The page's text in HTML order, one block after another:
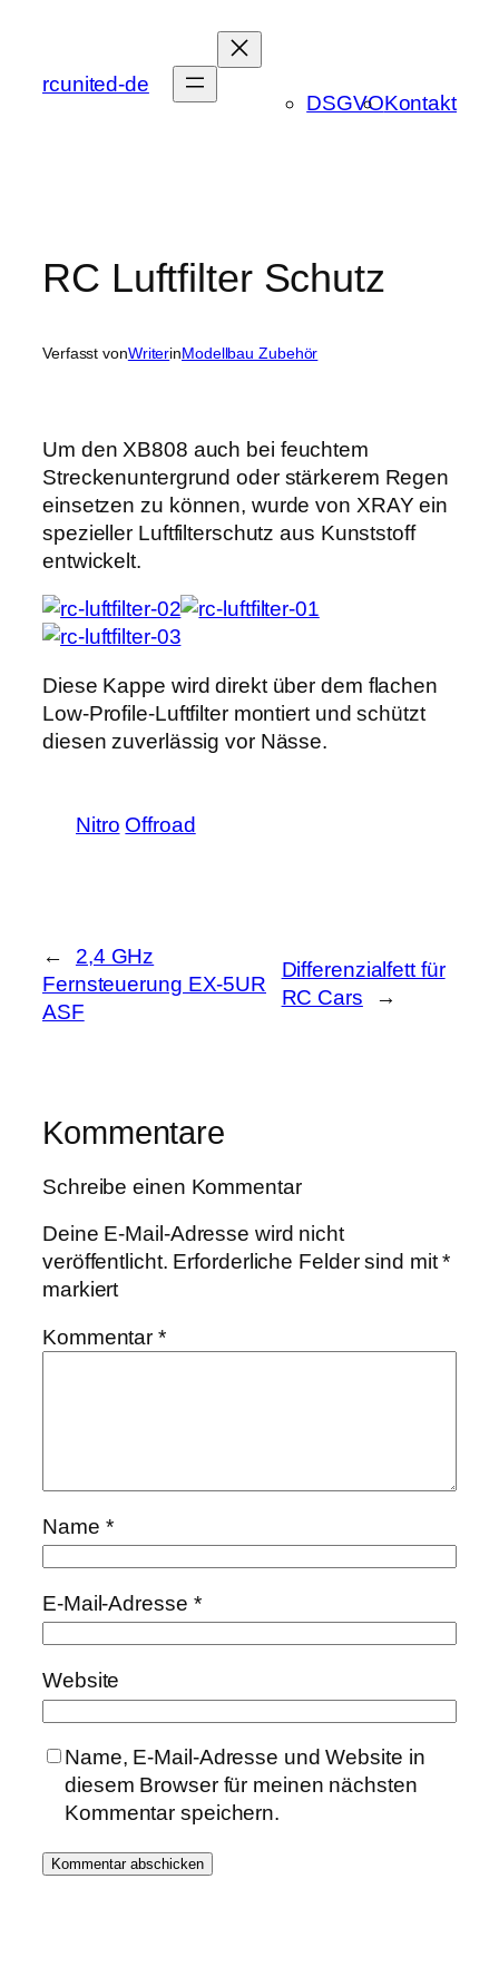
springen
rcunited-de
DSGVOKontakt
RC Luftfilter Schutz
Verfasst vonWriterinModellbau Zubehör
Um den XB808 auch bei feuchtem
Streckenuntergrund oder stärkerem Regen
einsetzen zu können, wurde von XRAY ein
spezieller Luftfilterschutz aus Kunststoff
entwickelt.
Diese Kappe wird direkt über dem flachen
Low-Profile-Luftfilter montiert und schützt
diesen zuverlässig vor Nässe.
Nitro Offroad
←
2,4 GHz
Fernsteuerung EX-5UR
ASF
Differenzialfett für
RC Cars
→
Kommentare
Schreibe einen Kommentar
Deine E-Mail-Adresse wird nicht
veröffentlicht. Erforderliche Felder sind mit*
markiert
Kommentar*
Name *
E-Mail-Adresse *
Website
Name, E-Mail-Adresse und Website in
diesem Browser für meinen nächsten
Kommentar speichern.